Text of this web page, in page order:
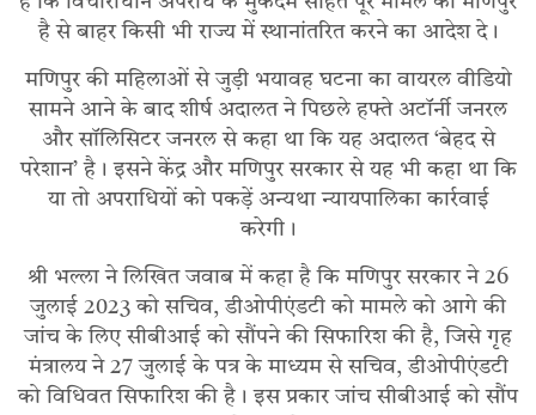
है से बाहर किसी भी राज्य में स्थानांतरित करने का आदेश दे।
मणिपुर की महिलाओं से जुड़ी भयावह घटना का वायरल वीडियो
सामने आने के बाद शीर्ष अदालत ने पिछले हफ्ते अटॉर्नी जनरल
और सॉलिसिटर जनरल से कहा था कि यह अदालत ‘बेहद से
परेशान’ है। इसने केंद्र और मणिपुर सरकार से यह भी कहा था कि
या तो अपराधियों को पकड़ें अन्यथा न्यायपालिका कार्रवाई
करेगी।
श्री भल्ला ने लिखित जवाब में कहा है कि मणिपुर सरकार ने 26
जुलाई 2023 को सचिव, डीओपीएंडटी को मामले को आगे की
जांच के लिए सीबीआई को सौंपने की सिफारिश की है, जिसे गृह
मंत्रालय ने 27 जुलाई के पत्र के माध्यम से सचिव, डीओपीएंडटी
को विधिवत सिफारिश की है। इस प्रकार जांच सीबीआई को सौंप